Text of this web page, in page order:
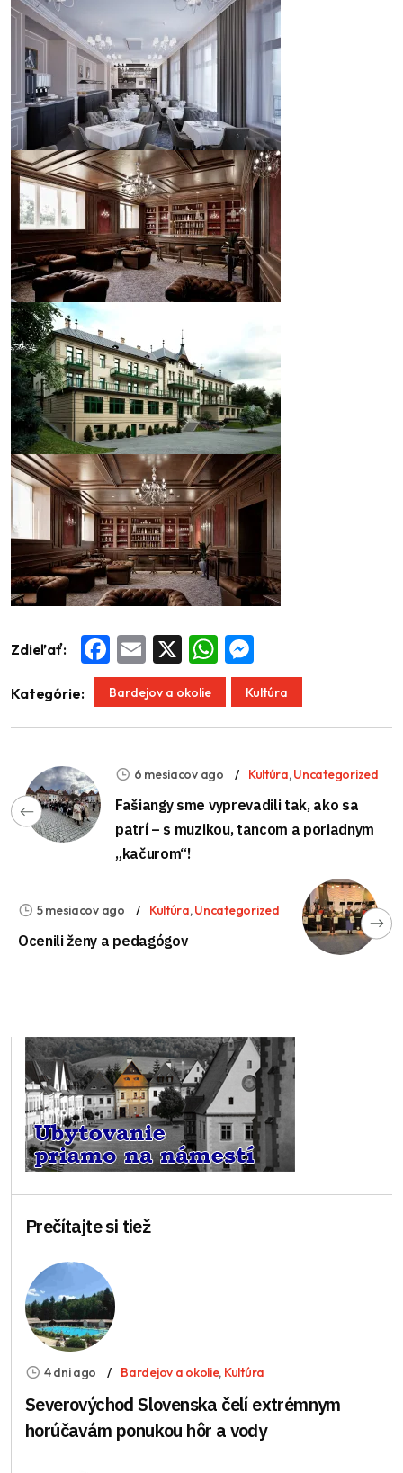
Zdieľať: Facebook
Email WhatsApp
Kategórie: Bardejov a okolie Kultúra
6 mesiacov ago Kultúra,Uncategorized
Fašiangy sme vyprevadili tak, ako sa
patrí – s muzikou, tancom a poriadnym
„kačurom“!
5 mesiacov ago Kultúra,Uncategorized
Ocenili ženy a pedagógov
Prečítajte si tiež
4 dni ago Bardejov a okolie, Kultúra
Severovýchod Slovenska čelí extrémnym
horúčavám ponukou hôr a vody